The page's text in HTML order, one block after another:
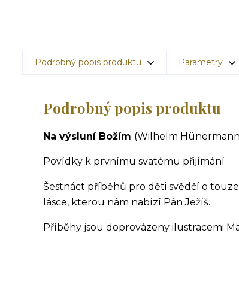
Podrobný popis produktu Parametry
Podrobný popis produktu
Na výsluní Božím (Wilhelm
Povídky k prvnímu svatému přijímání
Šestnáct příběhů pro děti svědčí o
lásce, kterou nám nabízí Pán Ježíš.
Příběhy jsou doprovázeny ilustracemi